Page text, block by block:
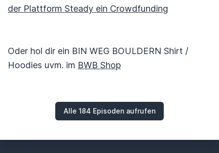
der Plattform Steady ein Crowdfunding
Oder hol dir ein BIN WEG BOULDERN Shirt /
Hoodies uvm. im BWB Shop
Alle 184 Episoden aufrufen